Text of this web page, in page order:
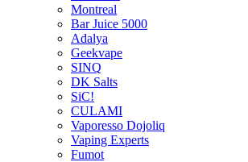
Montreal
Bar Juice 5000
Adalya
Geekvape
SINQ
DK Salts
SiC!
CULAMI
Vaporesso Dojoliq
Vaping Experts
Fumot